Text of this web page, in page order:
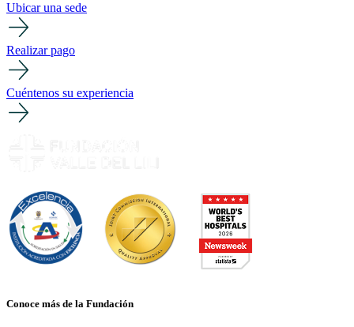
Ubicar una sede
Realizar pago
Cuéntenos su experiencia
Conoce más de la Fundación